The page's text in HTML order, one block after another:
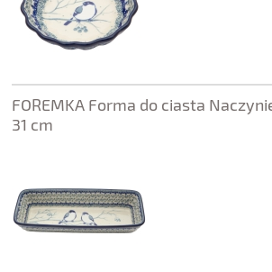
FOREMKA Forma do ciasta
31 cm